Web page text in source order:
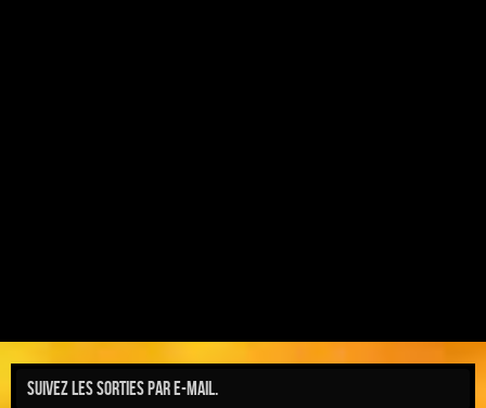
Suivez les sorties par e-mail.